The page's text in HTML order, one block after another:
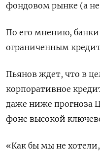
фондовом рынке (а не
По его мнению, банки
ограниченным
Пьянов ждет, что в
корпоративное
даже ниже прогноза
фоне высокой
«Как бы мы не